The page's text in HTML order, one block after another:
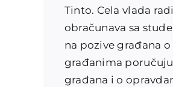
Tinto. Cela vlada
obračunava sa
na pozive građana
građanima
građana i o